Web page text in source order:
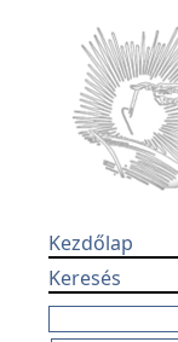
Kezdőlap
Keresés